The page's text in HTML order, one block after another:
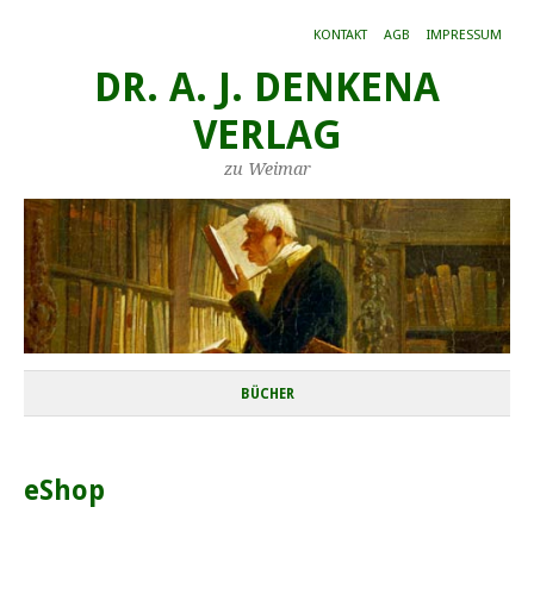
KONTAKT AGB IMPRESSUM
DR. A. J. DENKENA
VERLAG
zu Weimar
BÜCHER
eShop